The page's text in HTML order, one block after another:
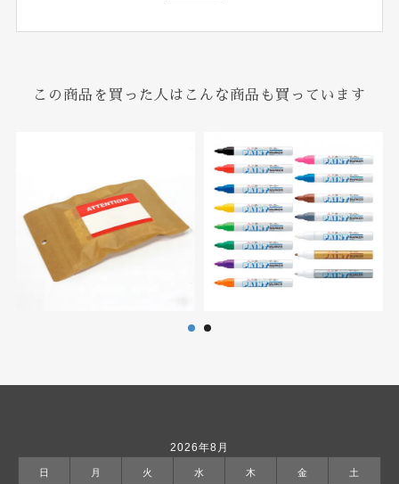
この商品を買った人はこんな商品も買っています
2026年8月
日 月 火 水 木 金 土